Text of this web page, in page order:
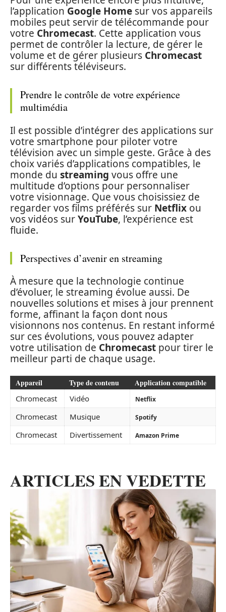
l’application Google Home sur vos appareils
mobiles peut servir de télécommande pour
votre Chromecast. Cette application vous
permet de contrôler la lecture, de gérer le
volume et de gérer plusieurs Chromecast
sur différents téléviseurs.
Prendre le contrôle de votre expérience
multimédia
Il est possible d’intégrer des applications sur
votre smartphone pour piloter votre
télévision avec un simple geste. Grâce à des
choix variés d’applications compatibles, le
monde du streaming vous offre une
multitude d’options pour personnaliser
votre visionnage. Que vous choisissiez de
regarder vos films préférés sur Netflix ou
vos vidéos surYouTube, l’expérience est
fluide.
Perspectives d’avenir en streaming
À mesure que la technologie continue
d’évoluer, le streaming évolue aussi. De
nouvelles solutions et mises à jour prennent
forme, affinant la façon dont nous
visionnons nos contenus. En restant informé
sur ces évolutions, vous pouvez adapter
votre utilisation de Chromecast pour tirer le
meilleur parti de chaque usage.
Appareil Type de contenu Application compatible
Chromecast Vidéo Netflix
Chromecast Musique Spotify
Chromecast Divertissement Amazon Prime
ARTICLES EN VEDETTE